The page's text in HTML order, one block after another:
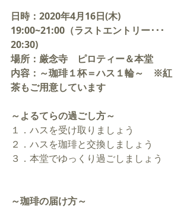
日時：2020年4月16日(木)
19:00~21:00（ラストエントリー･･･
20:30)
場所：厳念寺　ピロティー＆本堂
内容：～珈琲１杯＝ハス１輪～　※紅
茶もご用意しています
～よるてらの過ごし方～
１．ハスを受け取りましょう
２．ハスを珈琲と交換しましょう
３．本堂でゆっくり過ごしましょう
～珈琲の届け方～